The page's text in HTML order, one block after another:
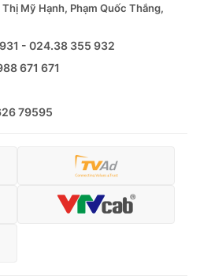
Mỹ Hạnh, Phạm Quốc Thắng,
- 024.38 355 932
671 671
79595